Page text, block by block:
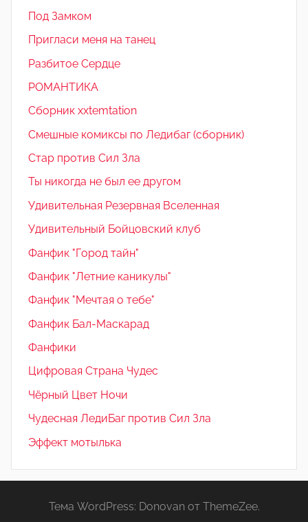
Под Замком
Пригласи меня на танец
Разбитое Сердце
РОМАНТИКА
Сборник xxtemtation
Смешные комиксы по Ледибаг (сборник)
Стар против Сил Зла
Ты никогда не был ее другом
Удивительная Резервная Вселенная
Удивительный Бойцовский клуб
Фанфик "Город тайн"
Фанфик "Летние каникулы"
Фанфик "Мечтая о тебе"
Фанфик Бал-Маскарад
Фанфики
Цифровая Страна Чудес
Чёрный Цвет Ночи
Чудесная ЛедиБаг против Сил Зла
Эффект мотылька
Тема WordPress: Donovan от ThemeZee.